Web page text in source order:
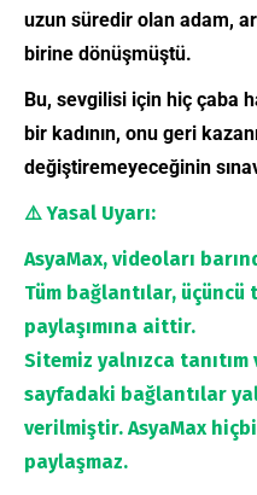
uzun süredir olan adam,
birine dönüşmüştü.
Bu, sevgilisi için hiç çaba
bir kadının, onu geri
değiştiremeyeceğinin
⚠️Yasal Uyarı:
AsyaMax, videoları
Tüm bağlantılar, üçüncü
paylaşımına aittir.
Sitemiz yalnızca tanıtım
sayfadaki bağlantılar
verilmiştir. AsyaMax
paylaşmaz.